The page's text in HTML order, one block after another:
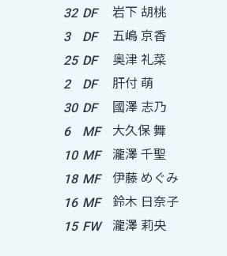
32 DF 岩下 胡桃
3 DF 五嶋 京香
25 DF 奥津 礼菜
2 DF 肝付 萌
30 DF 國澤 志乃
6 MF 大久保 舞
10 MF 瀧澤 千聖
18 MF 伊藤 めぐみ
16 MF 鈴木 日奈子
15 FW 瀧澤 莉央